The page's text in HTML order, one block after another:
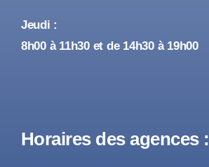
Jeudi :
8h00 à 11h30 et de 14h30 à 19h00
Horaires des agences :